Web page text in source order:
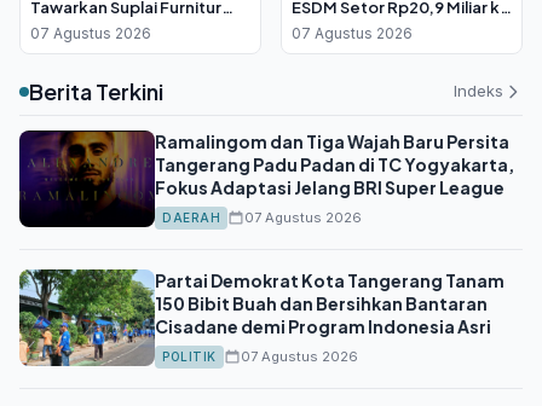
Tawarkan Suplai Furnitur
Hingga Insentif Fiskal
07 Agustus 2026
ESDM Setor Rp20,9 Miliar ke
Kas Negara
07 Agustus 2026
Berita Terkini Indeks
Ramalingom dan Tiga Wajah Baru Persita
Tangerang Padu Padan di TC Yogyakarta,
Fokus Adaptasi Jelang BRI Super League
DAERAH 07 Agustus 2026
Partai Demokrat Kota Tangerang Tanam
150 Bibit Buah dan Bersihkan Bantaran
Cisadane demi Program Indonesia Asri
POLITIK 07 Agustus 2026